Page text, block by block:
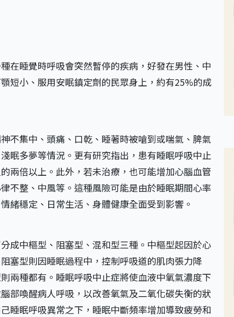
在睡覺時呼吸會突然暫停的疾病，好發在男性、中
短小、服用安眠鎮定劑的民眾身上，約有25%的成
不集中、頭痛、口乾、睡著時被嗆到或喘氣、脾氣
眠多夢等情況。更有研究指出，患有睡眠呼吸中止
兩倍以上。此外，若未治療，也可能增加心腦血管
不整、中風等。這種風險可能是由於睡眠期間心率
緒穩定、日常生活、身體健康全面受到影響。
成中樞型、阻塞型、混和型三種。中樞型起因於心
塞型則因睡眠過程中，控制呼吸道的肌肉張力降
兩種都有。睡眠呼吸中止症將使血液中氧氣濃度下
部喚醒病人呼吸，以改善氧氣及二氧化碳失衡的狀
睡眠呼吸異常之下，睡眠中斷頻率增加導致疲勞和